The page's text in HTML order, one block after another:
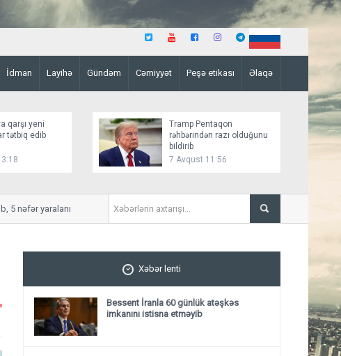
İdman Layihə Gündəm Cəmiyyət Peşə etikası Əlaqə
qarşı yeni
tətbiq edib
Tramp Pentaqon
rəhbərindən razı olduğunu
bildirib
7 Avqust 11:56
nəfər yaralanıb
Mirziyoyev və Tramp
ediblər
Xəbər lenti
Bessent İranla 60 günlük atəşkəs
imkanını istisna etməyib